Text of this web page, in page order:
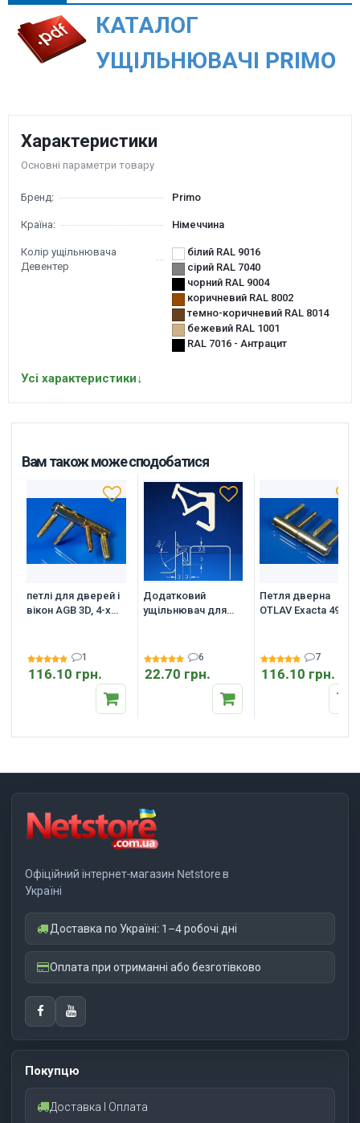
КАТАЛОГ
УЩІЛЬНЮВАЧІ PRIMO
Характеристики
Основні параметри товару
Бренд: Primo
Країна: Німеччина
Колір ущільнювача
Девентер
білий RAL 9016
сірий RAL 7040
чорний RAL 9004
коричневий RAL 8002
темно-коричневий RAL 8014
бежевий RAL 1001
RAL 7016 - Антрацит
Усі характеристики↓
Вам також може сподобатися
петлі для дверей і
вікон AGB 3D, 4-х
116.10 грн.
1
Додатковий
ущільнювач для
22.70 грн.
6
Петля дверна
OTLAV Exacta 495
регульована
116.10 грн.
7
Офіційний інтернет-магазин Netstore в
Україні
Доставка по Україні: 1–4 робочі дні
Оплата при отриманні або безготівково
Покупцю
Доставка І Оплата